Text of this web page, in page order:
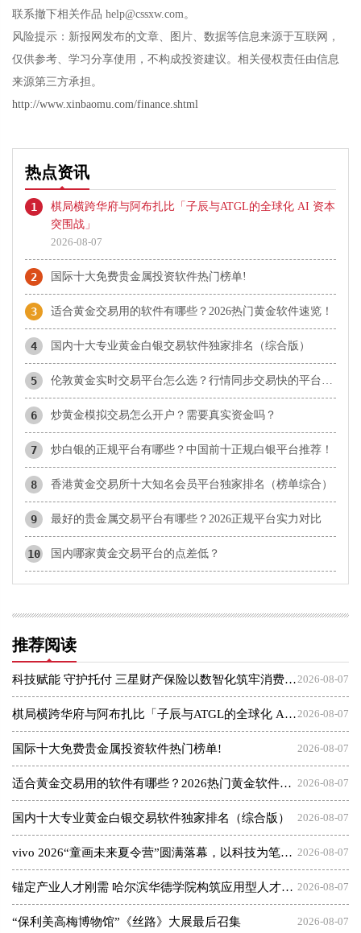
联系撤下相关作品 help@cssxw.com。
风险提示：新报网发布的文章、图片、数据等信息来源于互联网，
仅供参考、学习分享使用，不构成投资建议。相关侵权责任由信息
来源第三方承担。
http://www.xinbaomu.com/finance.shtml
热点资讯
1
棋局横跨华府与阿布扎比「子辰与ATGL的全球化 AI 资本
突围战」
2026-08-07
2 国际十大免费贵金属投资软件热门榜单!
3 适合黄金交易用的软件有哪些？2026热门黄金软件速览！
4 国内十大专业黄金白银交易软件独家排名（综合版）
5
6 炒黄金模拟交易怎么开户？需要真实资金吗？
7 炒白银的正规平台有哪些？中国前十正规白银平台推荐！
8 香港黄金交易所十大知名会员平台独家排名（榜单综合）
9 最好的贵金属交易平台有哪些？2026正规平台实力对比
10 国内哪家黄金交易平台的点差低？
推荐阅读
2026-08-07
科技赋能 守护托付 三星财产保险以数智化筑牢消费者权益保护屏障
2026-08-07
棋局横跨华府与阿布扎比「子辰与ATGL的全球化 AI 资本突围战」
2026-08-07
国际十大免费贵金属投资软件热门榜单!
2026-08-07
适合黄金交易用的软件有哪些？2026热门黄金软件速览！
2026-08-07
国内十大专业黄金白银交易软件独家排名（综合版）
2026-08-07
vivo 2026“童画未来夏令营”圆满落幕，以科技为笔，绘就美育未来
2026-08-07
锚定产业人才刚需 哈尔滨华德学院构筑应用型人才成长高地
2026-08-07
“保利美高梅博物馆”《丝路》大展最后召集